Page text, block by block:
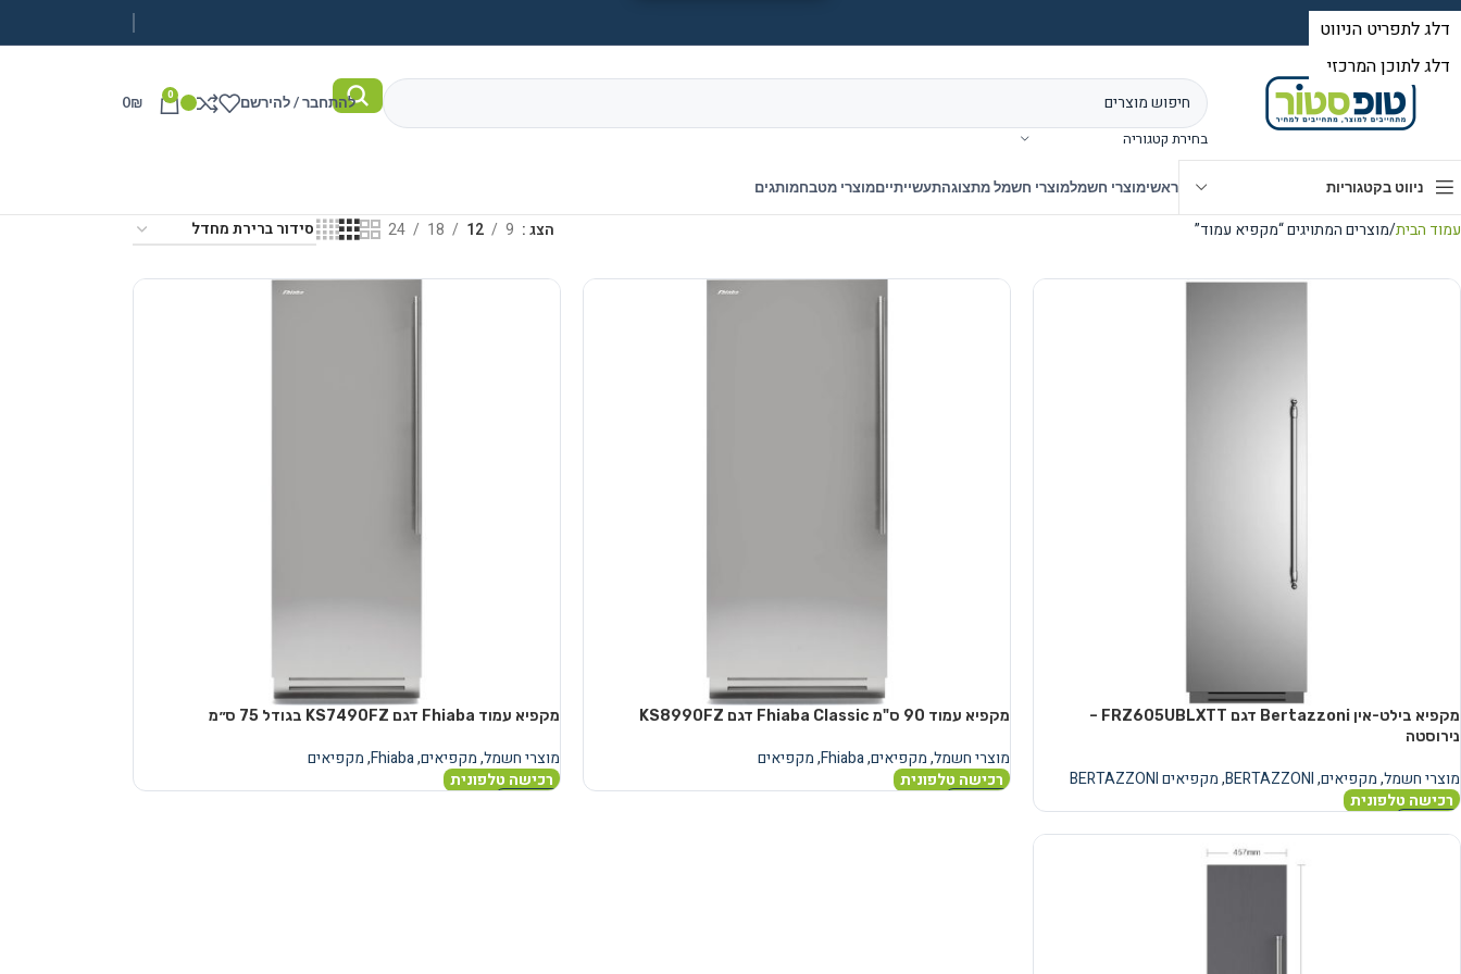
בחירת קטגוריה
להתחבר / להירשם 0
0₪
ניווט בקטגוריות ראשימוצרי חשמלמוצרי חשמל מתצוגהתעשייתייםמוצרי מטבחמותגים
עמוד הבית מוצרים המתויגים “מקפיא עמוד” הצג 9
12
18
24
מקפיא בילט-אין Bertazzoni דגם FRZ605UBLXTT –
נירוסטה
מוצרי חשמל,מקפיאים,
BERTAZZONI
,מקפיאים BERTAZZONI
רכישה טלפונית
מקפיא עמוד 90 ס"מ Fhiaba Classic דגם KS8990FZ
מוצרי חשמל,מקפיאים,
Fhiaba
,מקפיאים
רכישה טלפונית
מקפיא עמוד Fhiaba דגם KS7490FZ בגודל 75 ס״מ
מוצרי חשמל,מקפיאים,
Fhiaba
,מקפיאים
רכישה טלפונית